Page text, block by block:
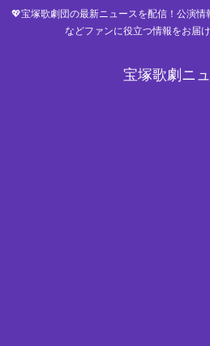
💖宝塚歌劇団の最新ニュースを配信！公演情
などファンに役立つ情報をお届
宝塚歌劇ニ